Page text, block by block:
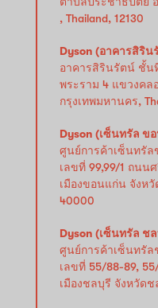
, Thailand, 12130
Dyson (อาคารสิริน
อาคารสิรินรัตน์ ชั้น
พระราม 4 แขวงคล
กรุงเทพมหานคร,
Dyson (เซ็นทรัล ข
ศูนย์การค้าเซ็นทรัล
เลขที่ 99,99/1 ถนน
เมืองขอนแก่น จังห
40000
Dyson (เซ็นทรัล ช
ศูนย์การค้าเซ็นทรัล
เลขที่ 55/88-89,
เมืองชลบุรี จังหวัด